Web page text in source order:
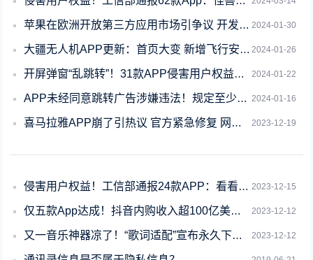
2024-01-30
苹果在欧洲开放第三方应用市场引争议 开发者：App上架仍受监管且成本更高
2024-01-26
大疆无人机APP更新：首页大变 新增飞行安全地图
2024-01-22
开屏弹窗“乱跳转”！31款APP侵害用户权益被工信部通报
2024-01-16
APP未经同意跳转广告涉嫌违法！规定至少转动35°、3秒以上才能跳转
2023-12-19
喜马拉雅APP崩了引热议 官方紧急修复 网友：以为山崩了
2023-12-15
侵害用户权益！工信部通报24款APP：看看你手机下载没
2023-12-12
仅五款App达成！抖音内购收入超100亿美元：首个非游戏应用
2023-12-12
又一音乐神器凉了！“歌词适配”宣布永久下架：曾承诺永不收费、无广告